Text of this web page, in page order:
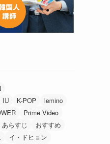
IU K-POP
lemino
Prime Video
あらすじ
おすすめ
イ・ドヒョン